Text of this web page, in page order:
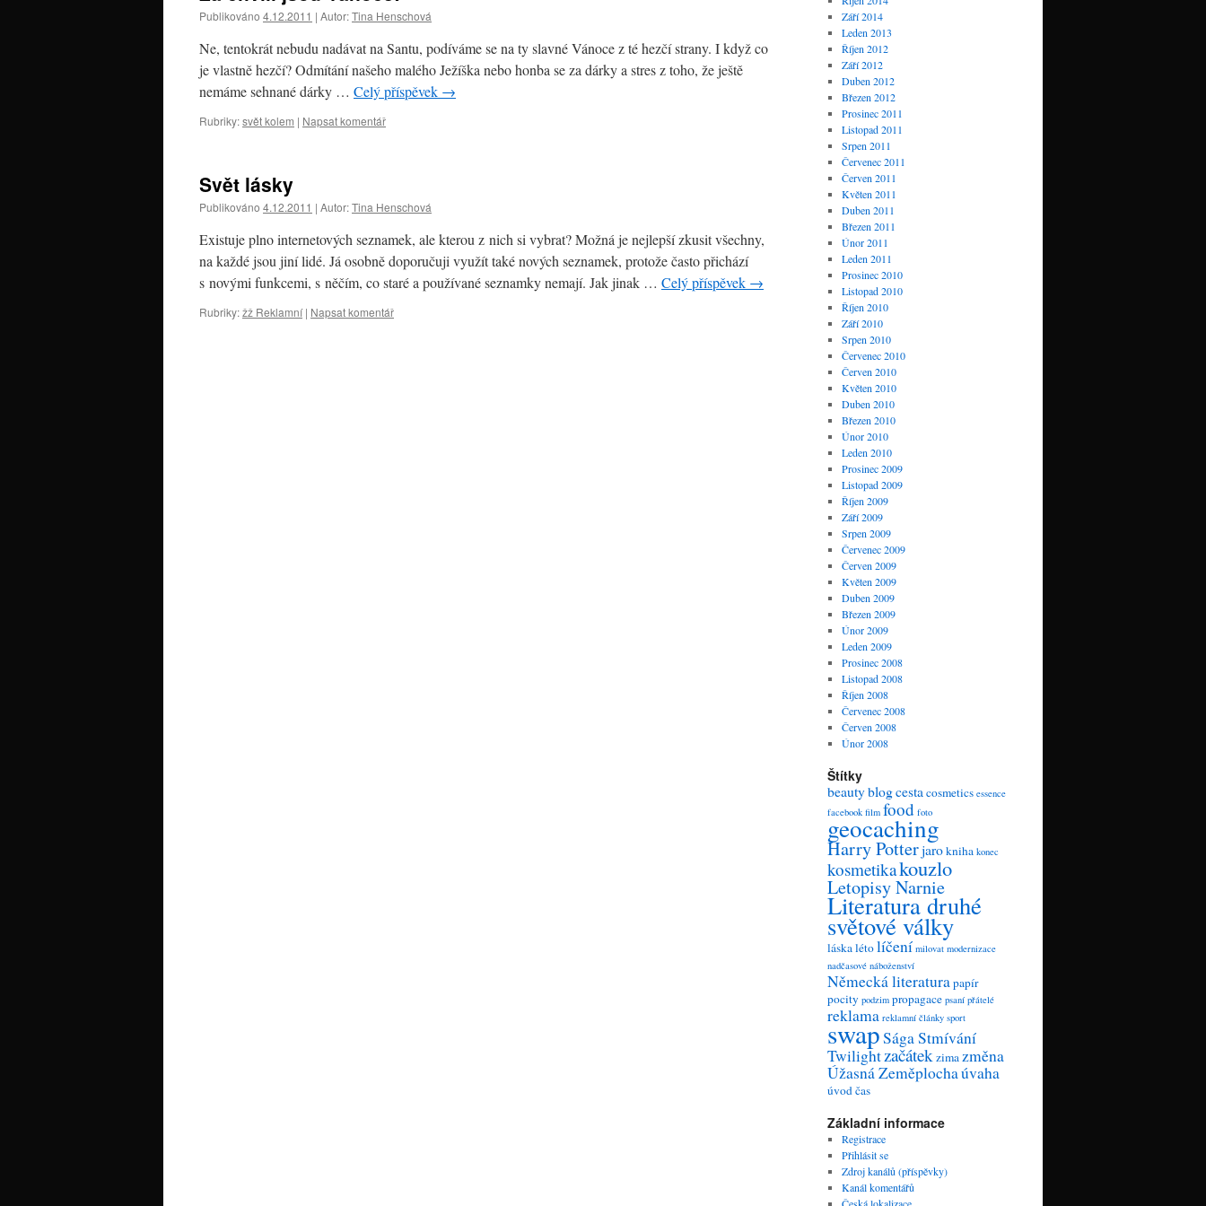
Publikováno 4.12.2011 | Autor:Tina Henschová
Ne, tentokrát nebudu nadávat na Santu, podíváme se na ty slavné Vánoce z té hezčí strany. I když co
je vlastně hezčí? Odmítání našeho malého Ježíška nebo honba se za dárky a stres z toho, že ještě
nemáme sehnané dárky … Celý příspěvek →
Rubriky:svět kolem | Napsat komentář
Svět lásky
Publikováno 4.12.2011 | Autor:Tina Henschová
Existuje plno internetových seznamek, ale kterou z nich si vybrat? Možná je nejlepší zkusit všechny,
na každé jsou jiní lidé. Já osobně doporučuji využít také nových seznamek, protože často přichází
s novými funkcemi, s něčím, co staré a používané seznamky nemají. Jak jinak … Celý příspěvek →
Rubriky:žž Reklamní | Napsat komentář
Září 2014
Leden 2013
Říjen 2012
Září 2012
Duben 2012
Březen 2012
Prosinec 2011
Listopad 2011
Srpen 2011
Červenec 2011
Červen 2011
Květen 2011
Duben 2011
Březen 2011
Únor 2011
Leden 2011
Prosinec 2010
Listopad 2010
Říjen 2010
Září 2010
Srpen 2010
Červenec 2010
Červen 2010
Květen 2010
Duben 2010
Březen 2010
Únor 2010
Leden 2010
Prosinec 2009
Listopad 2009
Říjen 2009
Září 2009
Srpen 2009
Červenec 2009
Červen 2009
Květen 2009
Duben 2009
Březen 2009
Únor 2009
Leden 2009
Prosinec 2008
Listopad 2008
Říjen 2008
Červenec 2008
Červen 2008
Únor 2008
Štítky
beautyblogcesta cosmetics essence
facebook film food foto
geocaching
Harry Potterjarokniha konec
kosmetikakouzlo
Letopisy Narnie
Literatura druhé
světové války
láskalétolíčení milovat modernizace
nadčasové náboženství
Německá literaturapapír
pocity podzim propagace psaní přátelé
reklama reklamní články sport
swapSága Stmívání
Twilightzačátekzimazměna
Úžasná Zeměplochaúvaha
úvodčas
Základní informace
Registrace
Přihlásit se
Zdroj kanálů (příspěvky)
Kanál komentářů